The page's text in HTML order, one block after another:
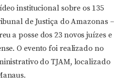
institucional sobre os 135
de Justiça do Amazonas –
a posse dos 23 novos juízes e
O evento foi realizado no
do TJAM, localizado